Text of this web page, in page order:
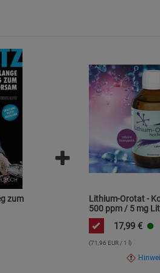
Lithium-Orotat -
500 ppm / 5 mg
ml / hochdosiert
17,99 €
(71,96 EUR / 1 l)